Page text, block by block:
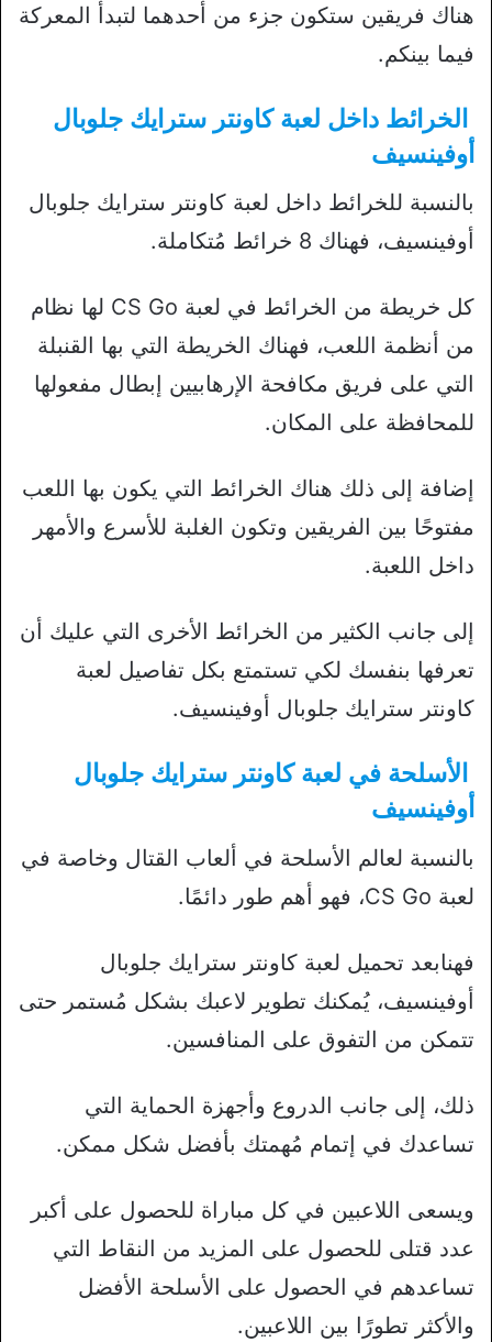
هناك فريقين ستكون جزء من أحدهما لتبدأ المعركة
فيما بينكم.
الخرائط داخل لعبة كاونتر سترايك جلوبال
أوفينسيف
بالنسبة للخرائط داخل لعبة كاونتر سترايك جلوبال
أوفينسيف، فهناك 8 خرائط مُتكاملة.
كل خريطة من الخرائط في لعبة CS Go لها نظام
من أنظمة اللعب، فهناك الخريطة التي بها القنبلة
التي على فريق مكافحة الإرهابيين إبطال مفعولها
للمحافظة على المكان.
إضافة إلى ذلك هناك الخرائط التي يكون بها اللعب
مفتوحًا بين الفريقين وتكون الغلبة للأسرع والأمهر
داخل اللعبة.
إلى جانب الكثير من الخرائط الأخرى التي عليك أن
تعرفها بنفسك لكي تستمتع بكل تفاصيل لعبة
كاونتر سترايك جلوبال أوفينسيف.
الأسلحة في لعبة كاونتر سترايك جلوبال
أوفينسيف
بالنسبة لعالم الأسلحة في ألعاب القتال وخاصة في
لعبة CS Go، فهو أهم طور دائمًا.
فهنابعد تحميل لعبة كاونتر سترايك جلوبال
أوفينسيف، يُمكنك تطوير لاعبك بشكل مُستمر حتى
تتمكن من التفوق على المنافسين.
ذلك، إلى جانب الدروع وأجهزة الحماية التي
تساعدك في إتمام مُهمتك بأفضل شكل ممكن.
ويسعى اللاعبين في كل مباراة للحصول على أكبر
عدد قتلى للحصول على المزيد من النقاط التي
تساعدهم في الحصول على الأسلحة الأفضل
والأكثر تطورًا بين اللاعبين.